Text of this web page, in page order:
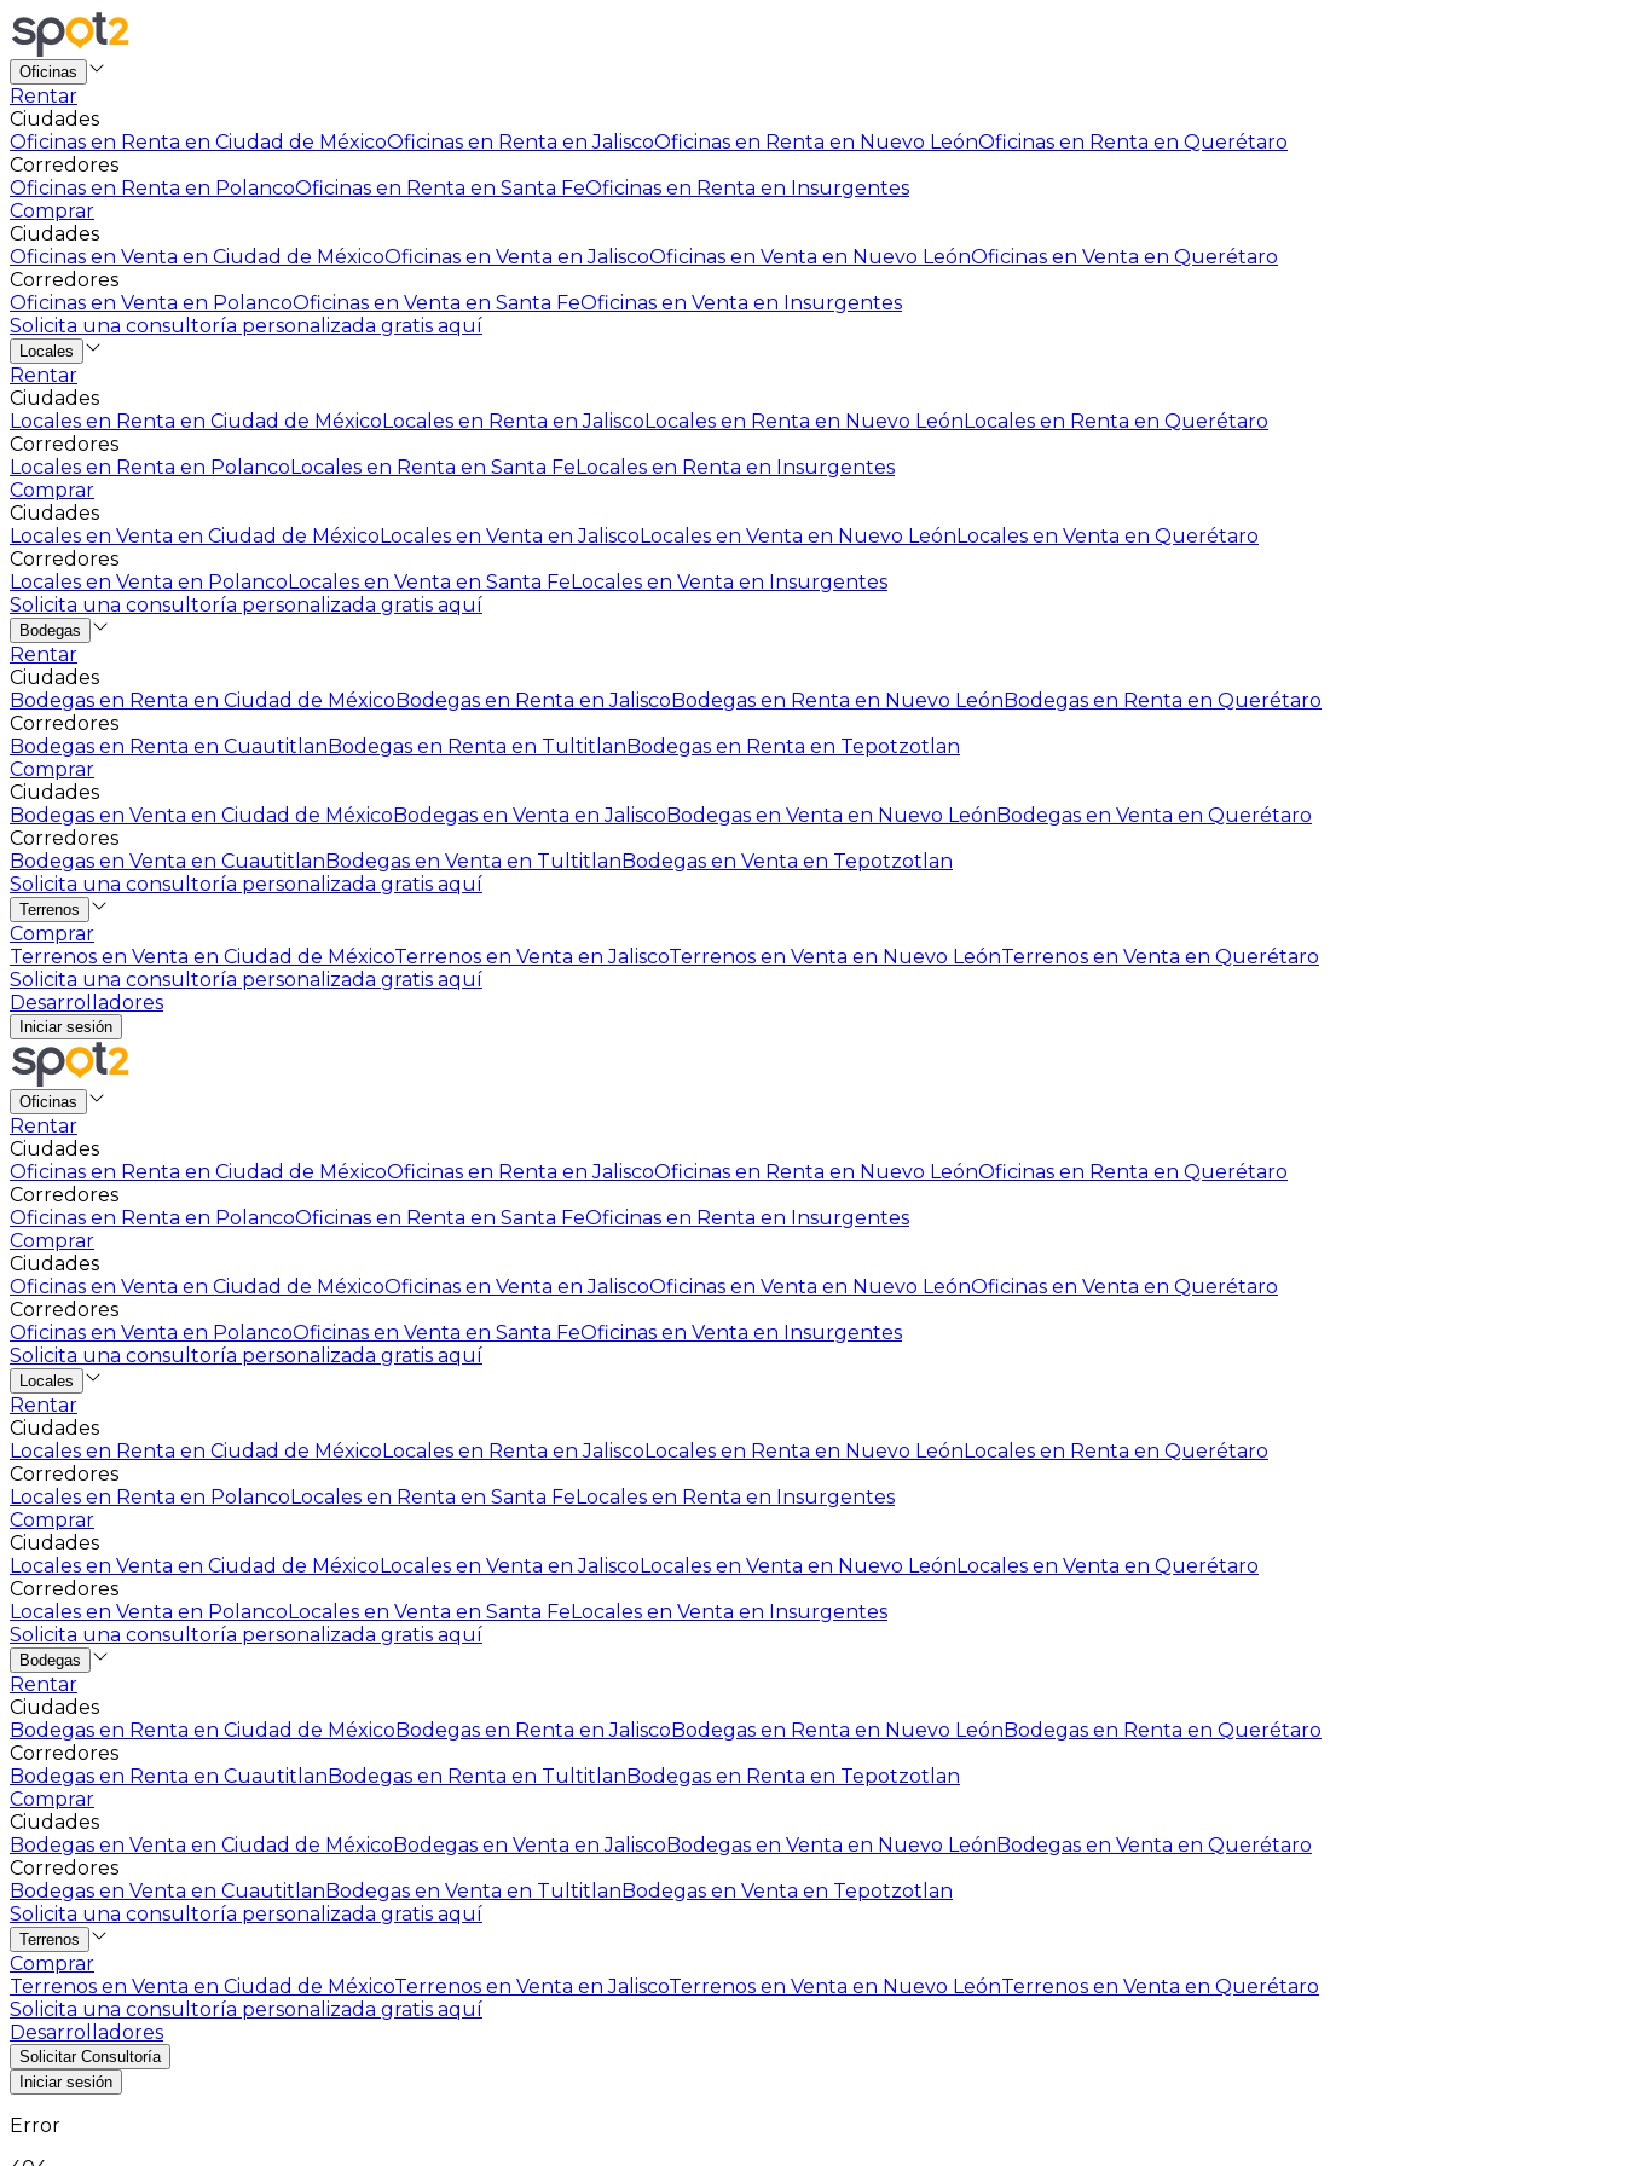
Oficinas
Rentar
Ciudades
Oficinas en Renta en Ciudad de MéxicoOficinas en Renta en JaliscoOficinas en Renta en Nuevo LeónOficinas en Renta en Querétaro
Corredores
Oficinas en Renta en PolancoOficinas en Renta en Santa FeOficinas en Renta en Insurgentes
Comprar
Ciudades
Oficinas en Venta en Ciudad de MéxicoOficinas en Venta en JaliscoOficinas en Venta en Nuevo LeónOficinas en Venta en Querétaro
Corredores
Oficinas en Venta en PolancoOficinas en Venta en Santa FeOficinas en Venta en Insurgentes
Solicita una consultoría personalizada gratis aquí
Locales
Rentar
Ciudades
Locales en Renta en Ciudad de MéxicoLocales en Renta en JaliscoLocales en Renta en Nuevo LeónLocales en Renta en Querétaro
Corredores
Locales en Renta en PolancoLocales en Renta en Santa FeLocales en Renta en Insurgentes
Comprar
Ciudades
Locales en Venta en Ciudad de MéxicoLocales en Venta en JaliscoLocales en Venta en Nuevo LeónLocales en Venta en Querétaro
Corredores
Locales en Venta en PolancoLocales en Venta en Santa FeLocales en Venta en Insurgentes
Solicita una consultoría personalizada gratis aquí
Bodegas
Rentar
Ciudades
Bodegas en Renta en Ciudad de MéxicoBodegas en Renta en JaliscoBodegas en Renta en Nuevo LeónBodegas en Renta en Querétaro
Corredores
Bodegas en Renta en CuautitlanBodegas en Renta en TultitlanBodegas en Renta en Tepotzotlan
Comprar
Ciudades
Bodegas en Venta en Ciudad de MéxicoBodegas en Venta en JaliscoBodegas en Venta en Nuevo LeónBodegas en Venta en Querétaro
Corredores
Bodegas en Venta en CuautitlanBodegas en Venta en TultitlanBodegas en Venta en Tepotzotlan
Solicita una consultoría personalizada gratis aquí
Terrenos
Comprar
Terrenos en Venta en Ciudad de MéxicoTerrenos en Venta en JaliscoTerrenos en Venta en Nuevo LeónTerrenos en Venta en Querétaro
Solicita una consultoría personalizada gratis aquí
Desarrolladores
Iniciar sesión
Oficinas
Rentar
Ciudades
Oficinas en Renta en Ciudad de MéxicoOficinas en Renta en JaliscoOficinas en Renta en Nuevo LeónOficinas en Renta en Querétaro
Corredores
Oficinas en Renta en PolancoOficinas en Renta en Santa FeOficinas en Renta en Insurgentes
Comprar
Ciudades
Oficinas en Venta en Ciudad de MéxicoOficinas en Venta en JaliscoOficinas en Venta en Nuevo LeónOficinas en Venta en Querétaro
Corredores
Oficinas en Venta en PolancoOficinas en Venta en Santa FeOficinas en Venta en Insurgentes
Solicita una consultoría personalizada gratis aquí
Locales
Rentar
Ciudades
Locales en Renta en Ciudad de MéxicoLocales en Renta en JaliscoLocales en Renta en Nuevo LeónLocales en Renta en Querétaro
Corredores
Locales en Renta en PolancoLocales en Renta en Santa FeLocales en Renta en Insurgentes
Comprar
Ciudades
Locales en Venta en Ciudad de MéxicoLocales en Venta en JaliscoLocales en Venta en Nuevo LeónLocales en Venta en Querétaro
Corredores
Locales en Venta en PolancoLocales en Venta en Santa FeLocales en Venta en Insurgentes
Solicita una consultoría personalizada gratis aquí
Bodegas
Rentar
Ciudades
Bodegas en Renta en Ciudad de MéxicoBodegas en Renta en JaliscoBodegas en Renta en Nuevo LeónBodegas en Renta en Querétaro
Corredores
Bodegas en Renta en CuautitlanBodegas en Renta en TultitlanBodegas en Renta en Tepotzotlan
Comprar
Ciudades
Bodegas en Venta en Ciudad de MéxicoBodegas en Venta en JaliscoBodegas en Venta en Nuevo LeónBodegas en Venta en Querétaro
Corredores
Bodegas en Venta en CuautitlanBodegas en Venta en TultitlanBodegas en Venta en Tepotzotlan
Solicita una consultoría personalizada gratis aquí
Terrenos
Comprar
Terrenos en Venta en Ciudad de MéxicoTerrenos en Venta en JaliscoTerrenos en Venta en Nuevo LeónTerrenos en Venta en Querétaro
Solicita una consultoría personalizada gratis aquí
Desarrolladores
Solicitar Consultoría
Iniciar sesión
Error